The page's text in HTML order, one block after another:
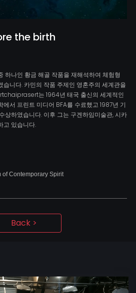
the birth
하나인 황금 해골 작품을 재해석하여 체험형
습니다. 카민의 작품 주제인 영혼주의 세계관을
는 1964년 태국 출신의 세계적인
서 프린트 미디어 BFA를 수료했고 1987년 기
상하였습니다. 이후 그는 구겐하임미술관, 시카
고 있습니다.
of Contemporary Spirit
Back >